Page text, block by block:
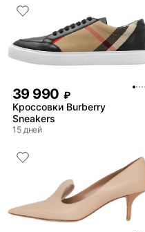
39 990 ₽
Кроссовки Burberry
Sneakers
15 дней